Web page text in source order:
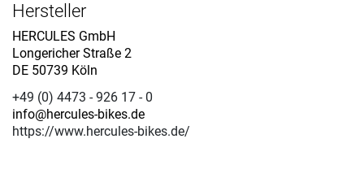
Hersteller
HERCULES GmbH
Longericher Straße 2
DE 50739 Köln
+49 (0) 4473 - 926 17 - 0
info@hercules-bikes.de
https://www.hercules-bikes.de/